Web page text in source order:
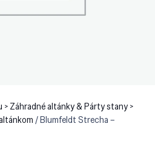
> Záhradné altánky & Párty stany >
/ Blumfeldt Strecha –